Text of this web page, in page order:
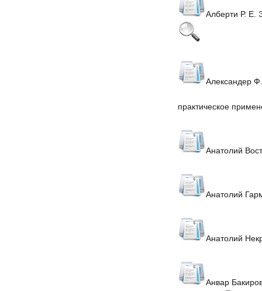
Алберти Р. Е.
Александер
практическое
Анатолий
Анатолий
Анатолий
Анвар